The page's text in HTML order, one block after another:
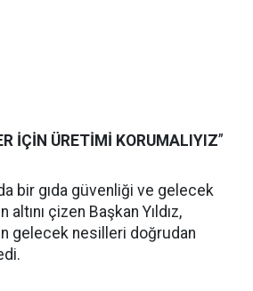
İÇİN ÜRETİMİ KORUMALIYIZ”
bir gıda güvenliği ve gelecek
çizen Başkan Yıldız,
gelecek nesilleri doğrudan